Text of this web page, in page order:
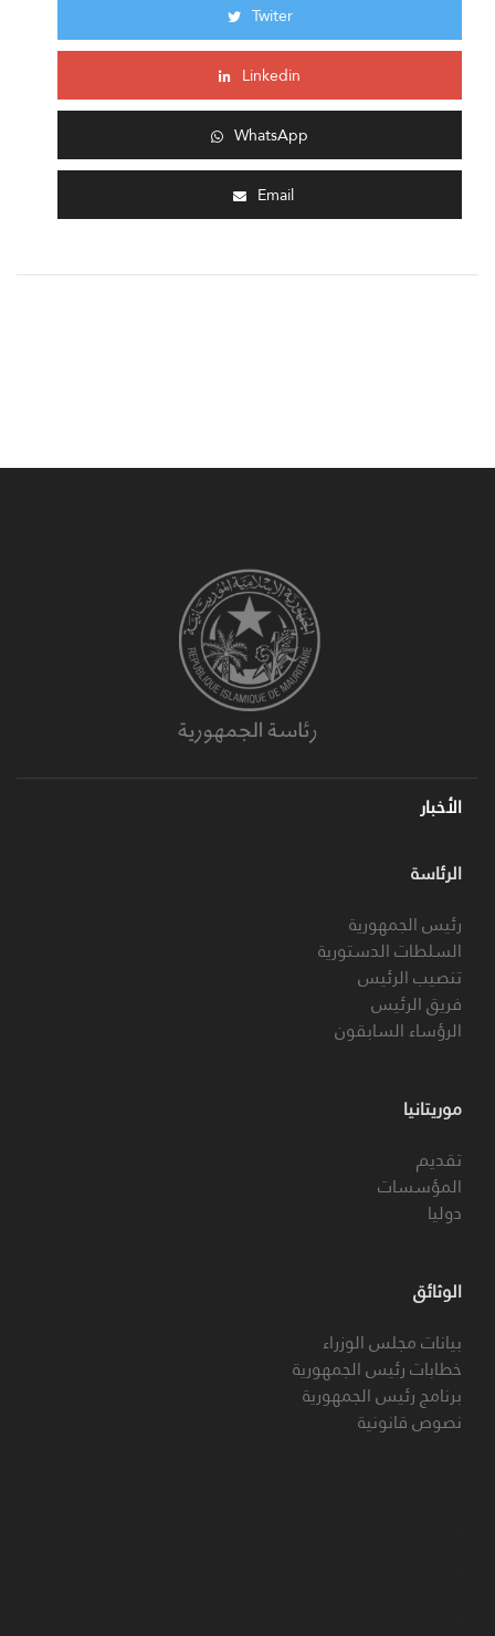
Twiter
Linkedin
WhatsApp
Email
الأخبار
الرئاسة
رئيس الجمهورية
السلطات الدستورية
تنصيب الرئيس
فريق الرئيس
الرؤساء السابقون
موريتانيا
تقديم
المؤسسات
دوليا
الوثائق
بيانات مجلس الوزراء
خطابات رئيس الجمهورية
برنامج رئيس الجمهورية
نصوص قانونية